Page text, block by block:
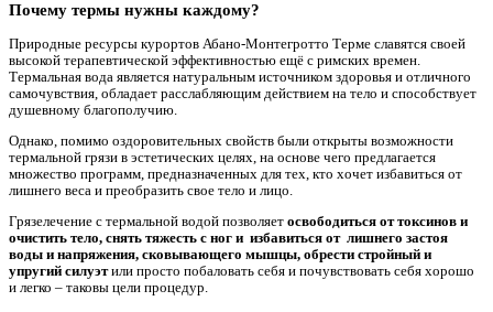
Почему термы нужны каждому?
Природные ресурсы курортов Абано-Монтегротто Терме славятся своей
высокой терапевтической эффективностью ещё с римских времен.
Термальная вода является натуральным источником здоровья и отличного
самочувствия, обладает расслабляющим действием на тело и способствует
душевному благополучию.
Однако, помимо оздоровительных свойств были открыты возможности
термальной грязи в эстетических целях, на основе чего предлагается
множество программ, предназначенных для тех, кто хочет избавиться от
лишнего веса и преобразить свое тело и лицо.
Грязелечение с термальной водой позволяет освободиться от токсинов и
очистить тело, снять тяжесть с ног и избавиться от лишнего застоя
воды и напряжения, сковывающего мышцы, обрести стройный и
упругий силуэтили просто побаловать себя и почувствовать себя хорошо
и легко – таковы цели процедур.